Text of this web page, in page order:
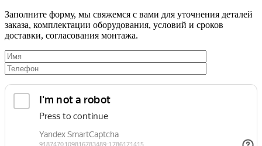
Заполните форму, мы свяжемся с вами для уточнения деталей
заказа, комплектации оборудования, условий и сроков
доставки, согласования монтажа.